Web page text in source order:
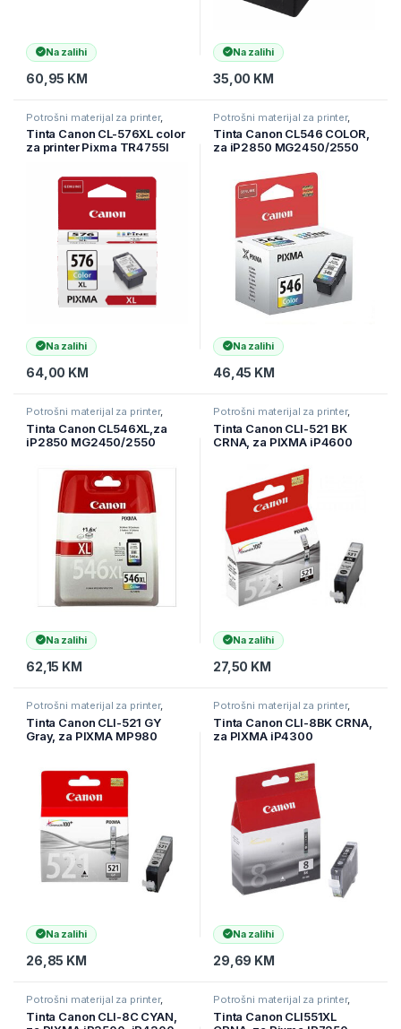
Na zalihi
60,95 KM
Na zalihi
35,00 KM
Potrošni materijal za printer,
Printeri i Skeneri Tinte
Tinta Canon CL-576XL color
za printer Pixma TR4755I
Na zalihi
64,00 KM
Potrošni materijal za printer,
Printeri i Skeneri Tinte
Tinta Canon CL546 COLOR,
za iP2850 MG2450/2550
Na zalihi
46,45 KM
Potrošni materijal za printer,
Printeri i Skeneri Tinte
Tinta Canon CL546XL,za
iP2850 MG2450/2550
Na zalihi
62,15 KM
Potrošni materijal za printer,
Printeri i Skeneri Tinte
Tinta Canon CLI-521 BK
CRNA, za PIXMA iP4600
Na zalihi
27,50 KM
Potrošni materijal za printer,
Printeri i Skeneri Tinte
Tinta Canon CLI-521 GY
Gray, za PIXMA MP980
Na zalihi
26,85 KM
Potrošni materijal za printer,
Printeri i Skeneri Tinte
Tinta Canon CLI-8BK CRNA,
za PIXMA iP4300
Na zalihi
29,69 KM
Potrošni materijal za printer,
Tinta Canon CLI-8C CYAN,
Potrošni materijal za printer,
Tinta Canon CLI551XL